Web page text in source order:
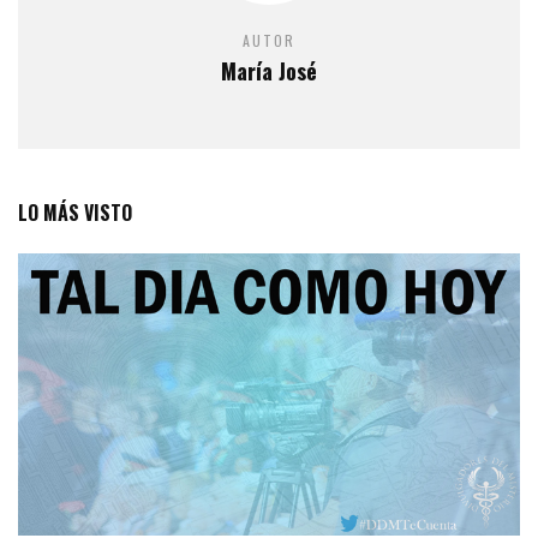
AUTOR
María José
LO MÁS VISTO